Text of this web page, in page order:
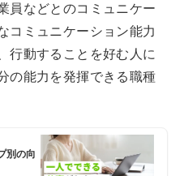
員などとのコミュニケー
コミュニケーション能力
行動することを好む人に
の能力を発揮できる職種
別の向